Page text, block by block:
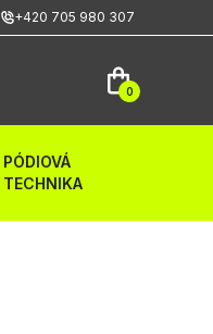
+420 705 980 307
0
PÓDIOVÁ
TECHNIKA